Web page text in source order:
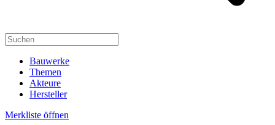
Bauwerke
Themen
Akteure
Hersteller
Merkliste öffnen